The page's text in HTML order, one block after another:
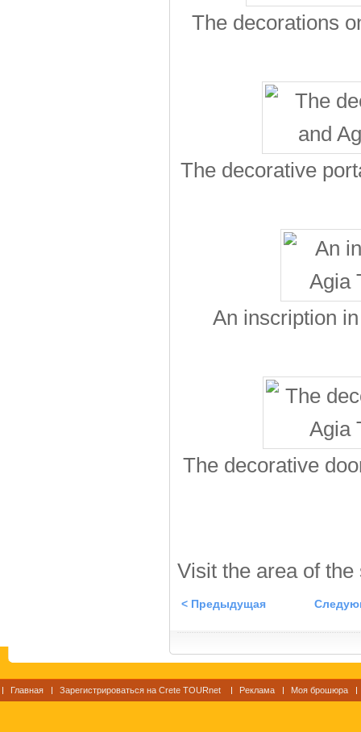
The decorations
The decorative
An inscription
The decorative
Visit the area of
< Предыдущая
Главная Зарегистрироваться на Crete TOURnet Реклама Моя брошюра